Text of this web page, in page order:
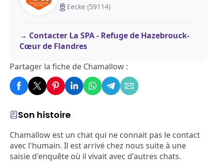
Son histoire
Chamallow est un chat qui ne connait pas le contact
avec l'humain. Il est arrivé chez nous suite à une
saisie d'enquête où il vivait avec d'autres chats.
Eecke (59114)
Contacter La SPA - Refuge de Hazebrouck-
Cœur de Flandres
Partager la fiche de Chamallow :